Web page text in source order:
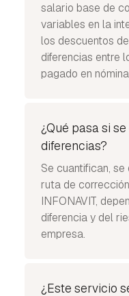
salario base de
variables en la
los descuentos
diferencias entre
pagado en
¿Qué pasa si
diferencias?
Se cuantifican,
ruta de
INFONAVIT,
diferencia y del
empresa.
¿Este servicio